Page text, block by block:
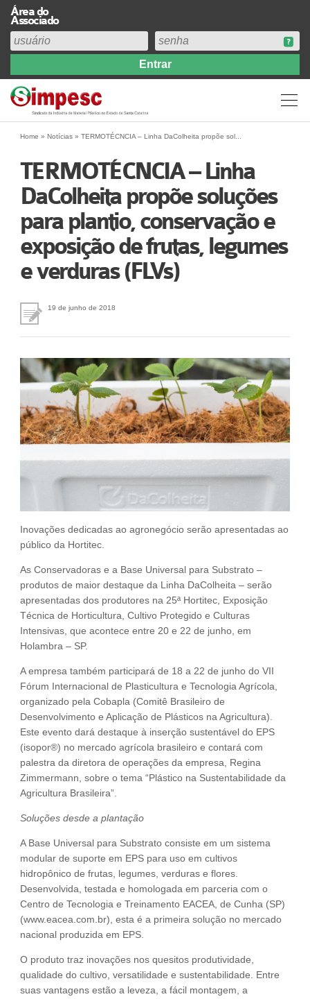
Área do
Associado
Institucional
Perfil
Diretoria
Abrangência
Contribuição Sindical 2026
Prestação de Contas
Central de Comunicação
Links
Agenda
Fale Conosco
SEJA UM ASSOCIADO
VAGAS
Home » Notícias » TERMOTÉCNCIA – Linha DaColheita propõe sol...
TERMOTÉCNCIA – Linha
DaColheita propõe soluções
para plantio, conservação e
exposição de frutas, legumes
e verduras (FLVs)
19 de junho de 2018
Inovações dedicadas ao agronegócio serão apresentadas ao
público da Hortitec.
As Conservadoras e a Base Universal para Substrato –
produtos de maior destaque da Linha DaColheita – serão
apresentadas dos produtores na 25ª Hortitec, Exposição
Técnica de Horticultura, Cultivo Protegido e Culturas
Intensivas, que acontece entre 20 e 22 de junho, em
Holambra – SP.
A empresa também participará de 18 a 22 de junho do VII
Fórum Internacional de Plasticultura e Tecnologia Agrícola,
organizado pela Cobapla (Comitê Brasileiro de
Desenvolvimento e Aplicação de Plásticos na Agricultura).
Este evento dará destaque à inserção sustentável do EPS
(isopor®) no mercado agrícola brasileiro e contará com
palestra da diretora de operações da empresa, Regina
Zimmermann, sobre o tema “Plástico na Sustentabilidade da
Agricultura Brasileira”.
Soluções desde a plantação
A Base Universal para Substrato consiste em um sistema
modular de suporte em EPS para uso em cultivos
hidropônico de frutas, legumes, verduras e flores.
Desenvolvida, testada e homologada em parceria com o
Centro de Tecnologia e Treinamento EACEA, de Cunha (SP)
(www.eacea.com.br), esta é a primeira solução no mercado
nacional produzida em EPS.
O produto traz inovações nos quesitos produtividade,
qualidade do cultivo, versatilidade e sustentabilidade. Entre
suas vantagens estão a leveza, a fácil montagem, a